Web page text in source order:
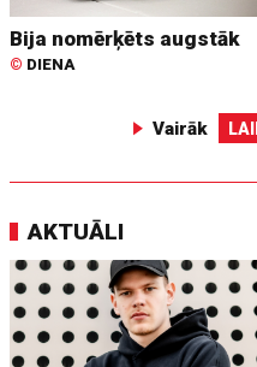
Bija nomērķēts augstāk
© DIENA
Vairāk
AKTUĀLI